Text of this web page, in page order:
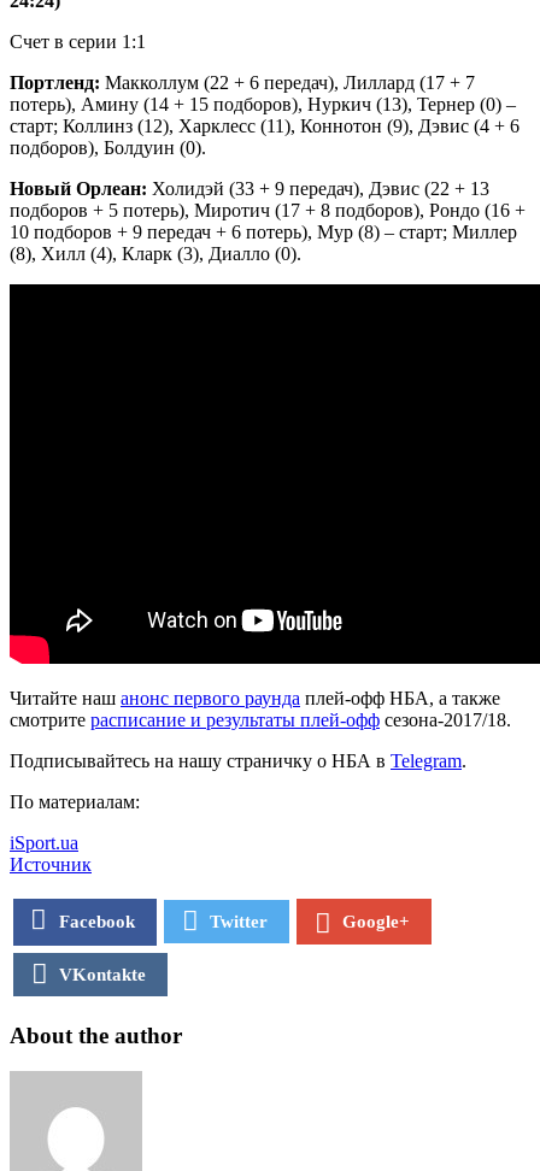
Счет в серии 1:1
Портленд: Макколлум (22 + 6 передач), Лиллард (17 + 7
потерь), Амину (14 + 15 подборов), Нуркич (13), Тернер (0) –
старт; Коллинз (12), Харклесс (11), Коннотон (9), Дэвис (4 + 6
подборов), Болдуин (0).
Новый Орлеан: Холидэй (33 + 9 передач), Дэвис (22 + 13
подборов + 5 потерь), Миротич (17 + 8 подборов), Рондо (16 +
10 подборов + 9 передач + 6 потерь), Мур (8) – старт; Миллер
(8), Хилл (4), Кларк (3), Диалло (0).
Читайте наш анонс первого раунда плей-офф НБА, а также
смотрите расписание и результаты плей-офф сезона-2017/18.
Подписывайтесь на нашу страничку о НБА в Telegram.
По материалам:
iSport.ua
Источник
Facebook Twitter Google+
VKontakte
About the author